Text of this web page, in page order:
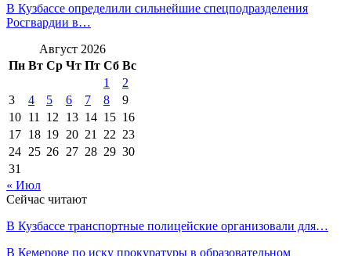
В Кузбассе определили сильнейшие спецподразделения
Росгвардии в…
Август 2026
Пн Вт Ср Чт Пт Сб Вс
1
2
3
4 5 6 7 8
9
10 11 12 13 14 15 16
17 18 19 20 21 22 23
24 25 26 27 28 29 30
31
« Июл
Сейчас читают
В Кузбассе транспортные полицейские организовали для…
В Кемерове по иску прокуратуры в образовательном